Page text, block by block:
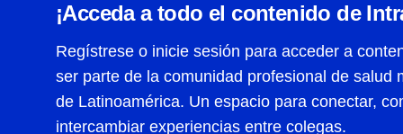
¡Acceda a todo el contenido de
Regístrese o inicie sesión para acceder a
ser parte de la comunidad profesional de salud
de Latinoamérica. Un espacio para conectar,
intercambiar experiencias entre colegas.
Centro de Ayuda
Términos y condiciones| Políticas de privacidad